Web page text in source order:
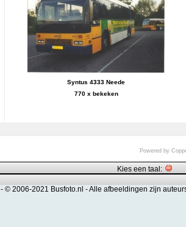
Syntus 4333 Neede
770 x bekeken
Powered by
Kies een taal:
- © 2006-2021 Busfoto.nl -Alle afbeeldingen zijn